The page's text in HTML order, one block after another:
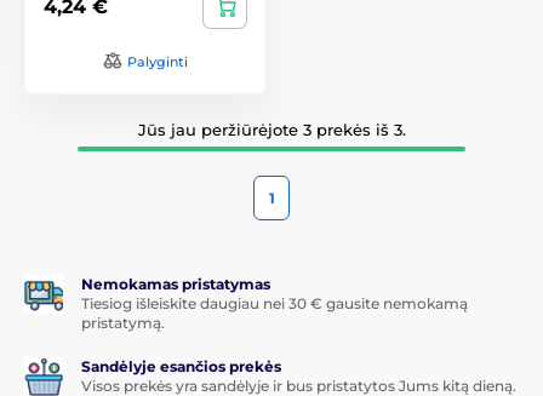
4,24 €
Palyginti
Jūs jau peržiūrėjote 3 prekės iš 3.
1
Nemokamas pristatymas
Tiesiog išleiskite daugiau nei 30 € gausite nemokamą
pristatymą.
Sandėlyje esančios prekės
Visos prekės yra sandėlyje ir bus pristatytos Jums kitą dieną.